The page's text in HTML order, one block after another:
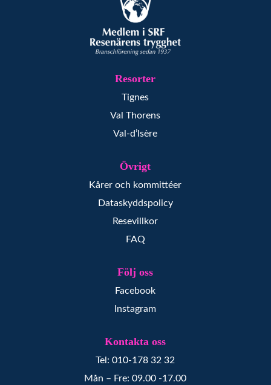
Resorter
Tignes
Val Thorens
Val-d’Isère
Övrigt
Kårer och kommittéer
Dataskyddspolicy
Resevillkor
FAQ
Följ oss
Facebook
Instagram
Kontakta oss
Tel: 010-178 32 32
Mån – Fre: 09.00 -17.00